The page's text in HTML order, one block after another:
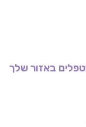
באזור שלך